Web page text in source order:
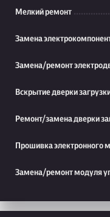
Мелкий ремонт
Замена
Замена/ремонт
Вскрытие дверки
Ремонт/замена дверки
Прошивка электронного
Замена/ремонт модуля